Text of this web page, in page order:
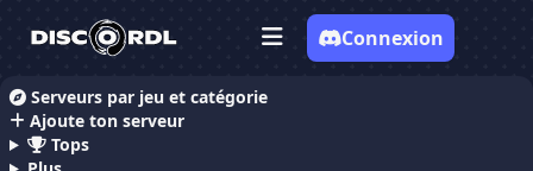
Serveurs par jeu et catégorie
Ajoute ton serveur
Tops
Connexion
Accueil Serveurs Discord Dessin